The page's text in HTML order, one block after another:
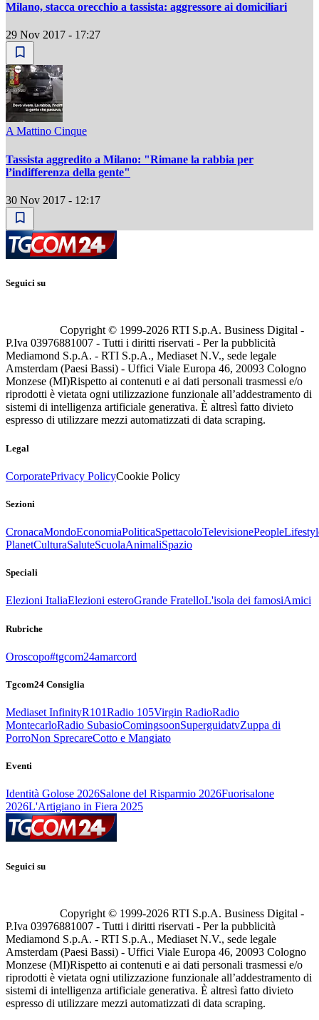
Milano, stacca orecchio a tassista: aggressore ai domiciliari
29 Nov 2017 - 17:27
A Mattino Cinque
Tassista aggredito a Milano: "Rimane la rabbia per
l’indifferenza della gente"
30 Nov 2017 - 12:17
Seguici su
Copyright © 1999-2026 RTI S.p.A. Business Digital -
P.Iva 03976881007 - Tutti i diritti riservati - Per la pubblicità
Mediamond S.p.A. - RTI S.p.A., Mediaset N.V., sede legale
Amsterdam (Paesi Bassi) - Uffici Viale Europa 46, 20093 Cologno
Monzese (MI)Rispetto ai contenuti e ai dati personali trasmessi e/o
riprodotti è vietata ogni utilizzazione funzionale all’addestramento di
sistemi di intelligenza artificiale generativa. È altresì fatto divieto
espresso di utilizzare mezzi automatizzati di data scraping.
Legal
CorporatePrivacy PolicyCookie Policy
Sezioni
CronacaMondoEconomiaPoliticaSpettacoloTelevisionePeople
PlanetCulturaSaluteScuolaAnimaliSpazio
Speciali
Elezioni ItaliaElezioni esteroGrande FratelloL'isola dei famosiAmici
Rubriche
Oroscopo#tgcom24amarcord
Tgcom24 Consiglia
Mediaset InfinityR101Radio 105Virgin RadioRadio
MontecarloRadio SubasioComingsoonSuperguidatvZuppa di
PorroNon SprecareCotto e Mangiato
Eventi
Identità Golose 2026Salone del Risparmio 2026Fuorisalone
2026L'Artigiano in Fiera 2025
Seguici su
Copyright © 1999-2026 RTI S.p.A. Business Digital -
P.Iva 03976881007 - Tutti i diritti riservati - Per la pubblicità
Mediamond S.p.A. - RTI S.p.A., Mediaset N.V., sede legale
Amsterdam (Paesi Bassi) - Uffici Viale Europa 46, 20093 Cologno
Monzese (MI)Rispetto ai contenuti e ai dati personali trasmessi e/o
riprodotti è vietata ogni utilizzazione funzionale all’addestramento di
sistemi di intelligenza artificiale generativa. È altresì fatto divieto
espresso di utilizzare mezzi automatizzati di data scraping.